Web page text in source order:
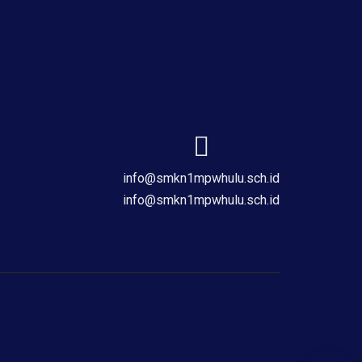
info@smkn1mpwhulu.sch.id
info@smkn1mpwhulu.sch.id